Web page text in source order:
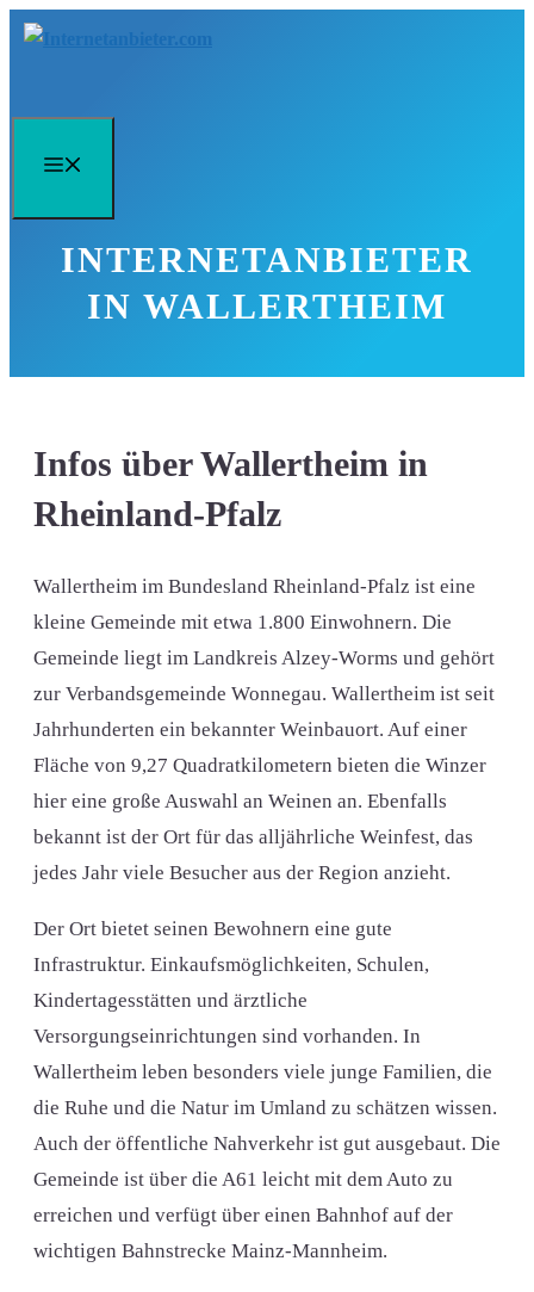
Zum
INTERNETANBIETER
IN WALLERTHEIM
Infos über Wallertheim in
Rheinland-Pfalz
Wallertheim im Bundesland Rheinland-Pfalz ist eine
kleine Gemeinde mit etwa 1.800 Einwohnern. Die
Gemeinde liegt im Landkreis Alzey-Worms und gehört
zur Verbandsgemeinde Wonnegau. Wallertheim ist seit
Jahrhunderten ein bekannter Weinbauort. Auf einer
Fläche von 9,27 Quadratkilometern bieten die Winzer
hier eine große Auswahl an Weinen an. Ebenfalls
bekannt ist der Ort für das alljährliche Weinfest, das
jedes Jahr viele Besucher aus der Region anzieht.
Der Ort bietet seinen Bewohnern eine gute
Infrastruktur. Einkaufsmöglichkeiten, Schulen,
Kindertagesstätten und ärztliche
Versorgungseinrichtungen sind vorhanden. In
Wallertheim leben besonders viele junge Familien, die
die Ruhe und die Natur im Umland zu schätzen wissen.
Auch der öffentliche Nahverkehr ist gut ausgebaut. Die
Gemeinde ist über die A61 leicht mit dem Auto zu
erreichen und verfügt über einen Bahnhof auf der
wichtigen Bahnstrecke Mainz-Mannheim.